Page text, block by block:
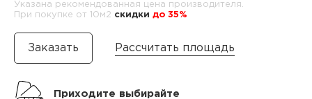
Указана рекомендованная цена производителя.
При покупке от 10м2 cкидки до 35%
Рассчитать площадь
Приходите выбирайте